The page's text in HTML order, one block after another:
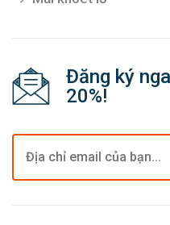
Đăng ký
20%!